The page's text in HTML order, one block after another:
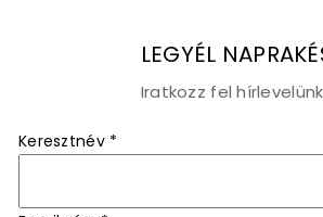
LEGYÉL
Iratkozz fel
Keresztnév *